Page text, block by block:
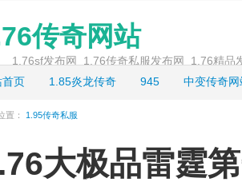
传奇网站
1.76sf发布网_1.76传奇私服发布网_1.76精
首页
1.85炎龙传奇 945 中变传奇网
置： 1.95传奇私服
大极品雷霆